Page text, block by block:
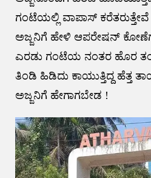
ಗಂಟೆಯಲ್ಲಿ ವಾಪಾಸ್
ಅಜ್ಜನಿಗೆ ಹೇಳಿ ಆಪರೇಷನ್ ಕೋಣೆಗೆ
ಎರಡು ಗಂಟೆಯ ನಂತರ ಹೊರ
ತಿಂಡಿ ಹಿಡಿದು ಕಾಯುತ್ತಿದ್ದ ಹೆತ್ತ
ಅಜ್ಜನಿಗೆ ಹೇಗಾಗಬೇಡ !